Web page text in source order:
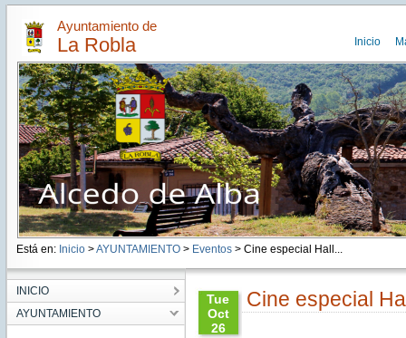
Ayuntamiento de
La Robla Inicio
Está en: Inicio >AYUNTAMIENTO> Eventos> Cine especial Hall...
INICIO
AYUNTAMIENTO
Tue
Oct
26
Cine especial